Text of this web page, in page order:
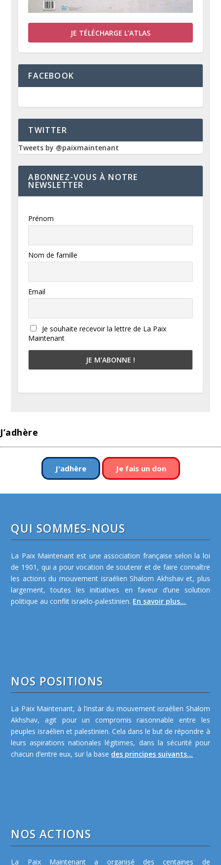
JE TÉLÉCHARGE L’ATLAS
FACEBOOK
TWITTER
Tweets by @paixmaintenant
ABONNEZ-VOUS À NOTRE
NEWSLETTER
Prénom
Nom de famille
Email
Je souhaite recevoir la lettre de La Paix
Maintenant
J’adhère
J'adhère Je fais un don
QUI SOMMES-NOUS
La Paix Maintenant est une association française selon la loi
de 1901, qui a pour vocation de soutenir et de faire connaître
les actions du mouvement israélien Shalom Akhshav et, plus
largement, toutes les initiatives en faveur d’une solution
politique au conflit israélo-palestinien. En savoir plus...
NOS POSITIONS
La Paix Maintenant, à l’instar du mouvement israélien Shalom
Akhshav, agit pour un compromis raisonnable entre les
peuples israélien et palestinien. Cela dans le but de répondre à
leurs aspirations nationales légitimes, dans la sécurité pour
chacun d’entre eux, sur la base des principes suivants...
NOS ACTIONS
La Paix Maintenant a organisé des centaines de